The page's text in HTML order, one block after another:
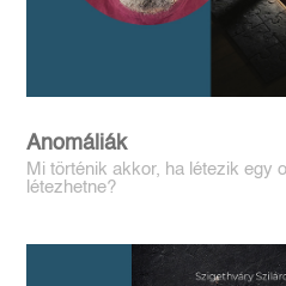
Anomáliák
Mi történik akkor, ha létezik egy
létezhetne?